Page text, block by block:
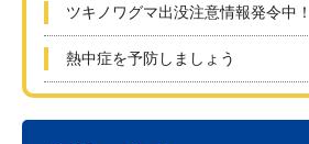
ツキノワグマ出没注意情報発令中！
熱中症を予防しましょう